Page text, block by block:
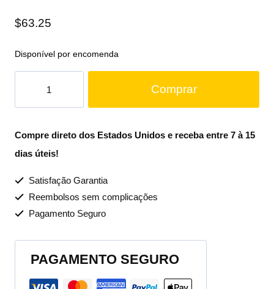
$63.25
Disponível por encomenda
Comprar
Compre direto dos Estados Unidos e receba entre 7 à 15
dias úteis!
Satisfação Garantia
Reembolsos sem complicações
Pagamento Seguro
PAGAMENTO SEGURO